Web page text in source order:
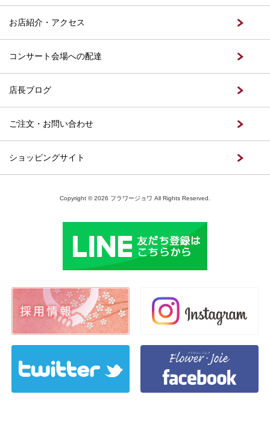
お店紹介・アクセス
コンサート会場への配達
店長ブログ
ご注文・お問い合わせ
ショッピングサイト
Copyright © 2026 フラワージョワ All Rights Reserved.